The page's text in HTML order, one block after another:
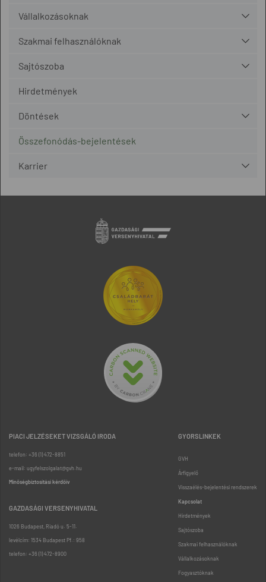
Vállalkozásoknak
Szakmai felhasználóknak
Sajtószoba
Hirdetmények
Döntések
Összefonódás-bejelentések
Karrier
PIACI JELZÉSEKET VIZSGÁLÓ IRODA
telefon: +36 (1) 472-8851
e-mail: ugyfelszolgalat@gvh.hu
Minőségbiztosítási kérdőív
GAZDASÁGI VERSENYHIVATAL
1026 Budapest, Riadó u. 5-11.
levélcím: 1534 Budapest Pf.: 958
telefon: +36 (1) 472-8900
GYORSLINKEK
GVH
Árfigyelő
Visszaélés-bejelentési rendszerek
Kapcsolat
Hirdetmények
Sajtószoba
Szakmai felhasználóknak
Vállalkozásoknak
Fogyasztóknak